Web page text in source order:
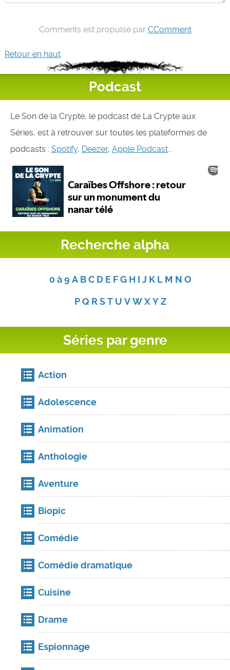
Comments est propulsé par CComment
Retour en haut
Podcast
Le Son de la Crypte, le podcast de La Crypte aux
Séries, est à retrouver sur toutes les plateformes de
podcasts : Spotify, Deezer, Apple Podcast...
Recherche alpha
0 à 9 A B C D E F G H I J K L M N O
P Q R S T U V W X Y Z
Séries par genre
Action
Adolescence
Animation
Anthologie
Aventure
Biopic
Comédie
Comédie dramatique
Cuisine
Drame
Espionnage